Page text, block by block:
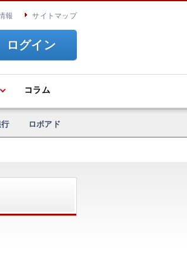
報 サイトマップ
ログイン
コラム
ロボアド